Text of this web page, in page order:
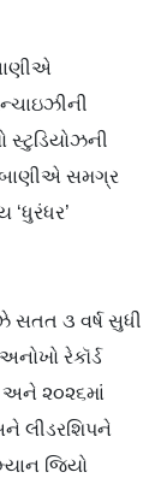
સ્ટુડિયોઝની
સમગ્ર
‘ધુરંધર’
સતત ૩ વર્ષ સુધી
રેકૉર્ડ
અને ૨૦૨૬માં
લીડરશિપને
જિયો